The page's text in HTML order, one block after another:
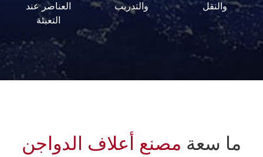
والنقل
والتدريب
العناصر عند
التعبئة
ما سعة مصنع أعلاف الدواجن